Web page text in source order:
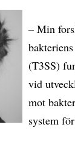
– Min
(T3SS)
vid
mot
system